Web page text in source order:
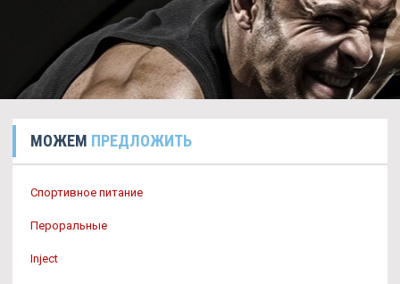
МОЖЕМ ПРЕДЛОЖИТЬ
Спортивное питание
Пероральные
Inject